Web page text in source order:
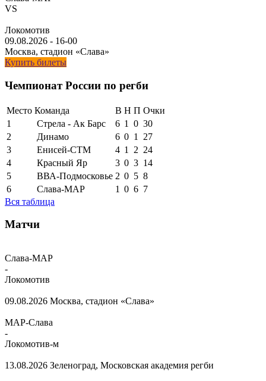
VS
Локомотив
09.08.2026 - 16-00
Москва, стадион «Слава»
Купить билеты
Чемпионат России по регби
Место Команда В Н П Очки
1
Стрела - Ак Барс 6 1 0 30
2
Динамо 6 0 1
27
3
Енисей-СТМ 4 1 2 24
4
Красный Яр 3 0 3 14
5
ВВА-Подмосковье 2 0 5 8
6
Слава-МАР 1 0 6 7
Вся таблица
Матчи
Слава-МАР
-
Локомотив
09.08.2026 Москва, стадион «Слава»
МАР-Слава
-
Локомотив-м
13.08.2026 Зеленоград, Московская академия регби